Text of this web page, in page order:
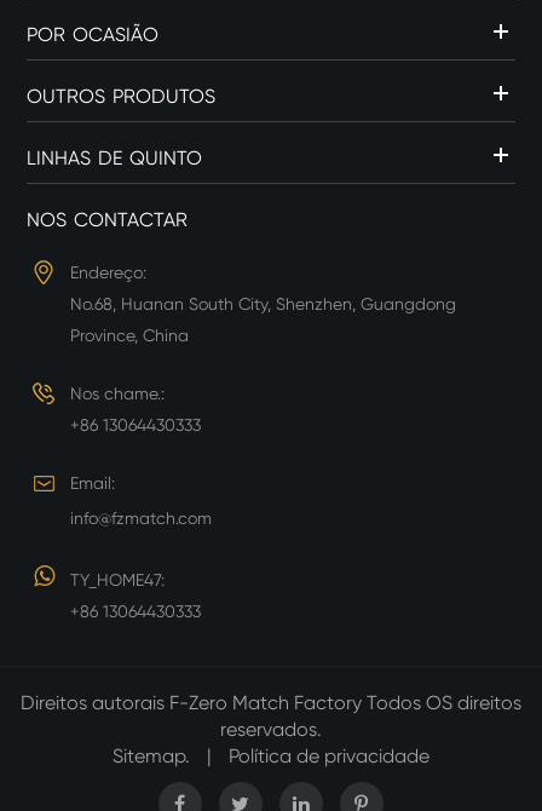
POR OCASIÃO
OUTROS PRODUTOS
LINHAS DE QUINTO
NOS CONTACTAR
Endereço:
No.68, Huanan South City, Shenzhen, Guangdong
Province, China
Nos chame.:
+86 13064430333
Email:
info@fzmatch.com
TY_HOME47:
+86 13064430333
Direitos autorais F-Zero Match Factory Todos OS direitos
reservados.
Sitemap.
| Política de privacidade